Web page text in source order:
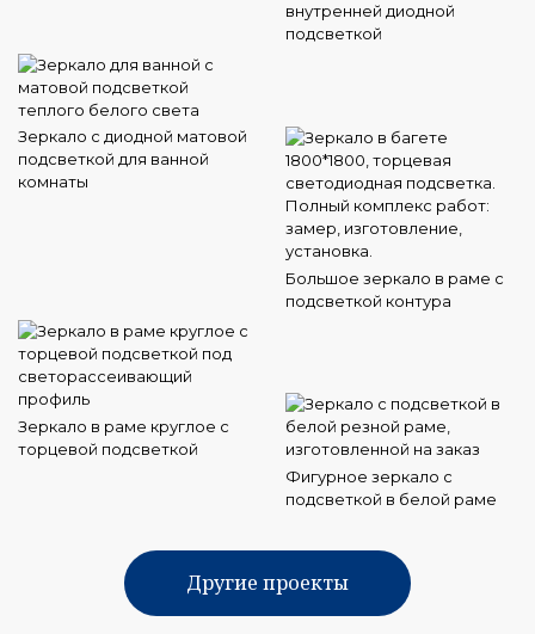
внутренней диодной
подсветкой
Зеркало с диодной матовой
подсветкой для ванной
комнаты
Большое зеркало в раме с
подсветкой контура
Зеркало в раме круглое с
торцевой подсветкой
Фигурное зеркало с
подсветкой в белой раме
Другие проекты